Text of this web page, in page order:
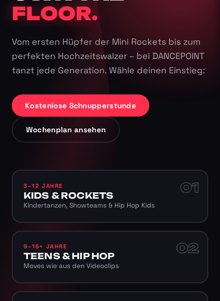
FLOOR.
Vom ersten Hüpfer der Mini Rockets bis zum
perfekten Hochzeitswalzer – bei DANCEPOINT
tanzt jede Generation. Wähle deinen Einstieg:
Kostenlose Schnupperstunde
Wochenplan ansehen
01
3–12 JAHRE
KIDS & ROCKETS
Kindertanzen, Showteams & Hip Hop Kids
02
9–16+ JAHRE
TEENS & HIP HOP
Moves wie aus den Videoclips